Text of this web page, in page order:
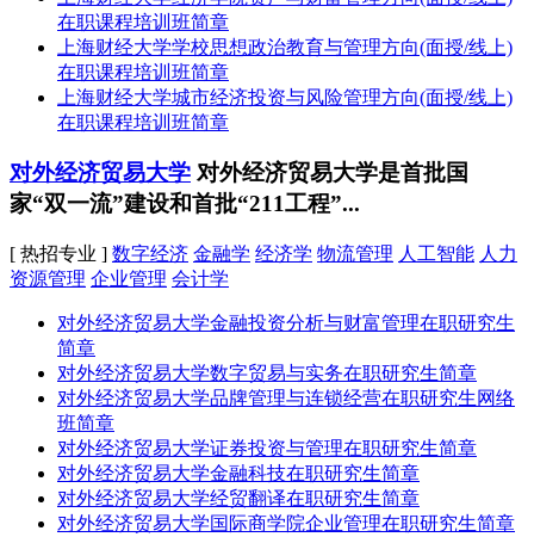
在职课程培训班简章
上海财经大学学校思想政治教育与管理方向(面授/线上)
在职课程培训班简章
上海财经大学城市经济投资与风险管理方向(面授/线上)
在职课程培训班简章
对外经济贸易大学 对外经济贸易大学是首批国
家“双一流”建设和首批“211工程”...
[ 热招专业 ] 数字经济 金融学 经济学 物流管理 人工智能 人力
资源管理 企业管理 会计学
对外经济贸易大学金融投资分析与财富管理在职研究生
简章
对外经济贸易大学数字贸易与实务在职研究生简章
对外经济贸易大学品牌管理与连锁经营在职研究生网络
班简章
对外经济贸易大学证券投资与管理在职研究生简章
对外经济贸易大学金融科技在职研究生简章
对外经济贸易大学经贸翻译在职研究生简章
对外经济贸易大学国际商学院企业管理在职研究生简章